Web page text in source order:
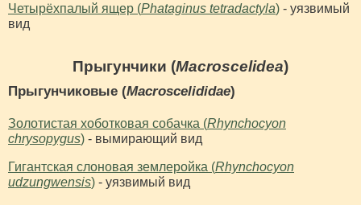
Четырёхпалый ящер (Phataginus tetradactyla) - уязвимый
вид
Прыгунчики (Macroscelidea)
Прыгунчиковые (Macroscelididae)
Золотистая хоботковая собачка (Rhynchocyon
chrysopygus) - вымирающий вид
Гигантская слоновая землеройка (Rhynchocyon
udzungwensis) - уязвимый вид